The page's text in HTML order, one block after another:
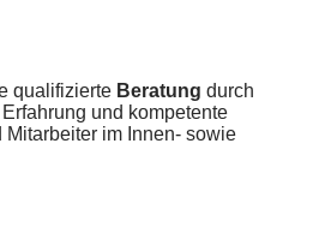
qualifizierte Beratung durch
und kompetente
Mitarbeiter im Innen- sowie